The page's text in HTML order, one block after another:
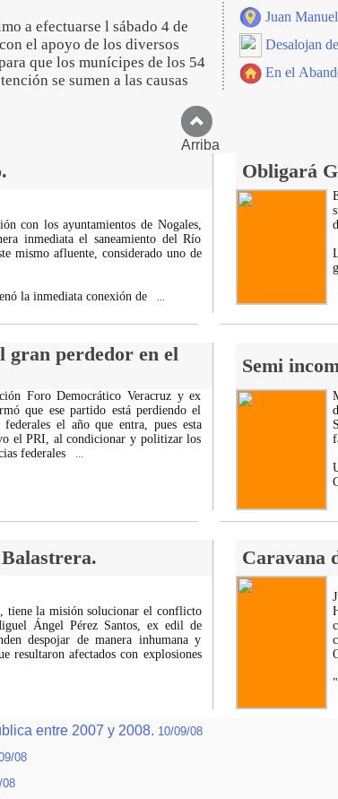
a efectuarse l sábado 4 de
el apoyo de los diversos
que los munícipes de los 54
se sumen a las causas
Juan
Desalojan
En el
Arriba
Obligará
con los ayuntamientos de Nogales,
inmediata el saneamiento del Río
mismo afluente, considerado uno de
la inmediata conexión de
gran perdedor en el
Semi
Foro Democrático Veracruz y ex
que ese partido está perdiendo el
el año que entra, pues esta
el PRI, al condicionar y politizar los
federales
Caravana
tiene la misión solucionar el conflicto
Ángel Pérez Santos, ex edil de
despojar de manera inhumana y
resultaron afectados con explosiones
entre 2007 y 2008. 10/09/08
08
08